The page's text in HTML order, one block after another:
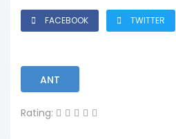
FACEBOOK TWITTER
ANT
Rating: